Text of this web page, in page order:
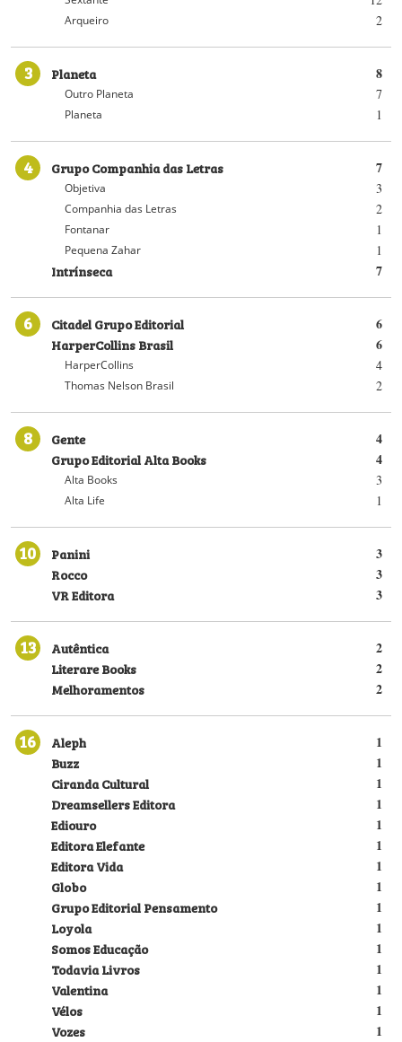
2
Arqueiro
3 8
Planeta
7
Outro Planeta
1
Planeta
4 7
Grupo Companhia das Letras
3
Objetiva
2
Companhia das Letras
1
Fontanar
1
Pequena Zahar
7
Intrínseca
6 6
Citadel Grupo Editorial
6
HarperCollins Brasil
4
HarperCollins
2
Thomas Nelson Brasil
8 4
Gente
4
Grupo Editorial Alta Books
3
Alta Books
1
Alta Life
10 3
Panini
3
Rocco
3
VR Editora
13 2
Autêntica
2
Literare Books
2
Melhoramentos
16 1
Aleph
1
Buzz
1
Ciranda Cultural
1
Dreamsellers Editora
1
Ediouro
1
Editora Elefante
1
Editora Vida
1
Globo
1
Grupo Editorial Pensamento
1
Loyola
1
Somos Educação
1
Todavia Livros
1
Valentina
1
Vélos
1
Vozes